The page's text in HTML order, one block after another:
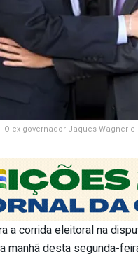
O ex-governador Jaques Wagner
a corrida eleitoral na
desta segunda-